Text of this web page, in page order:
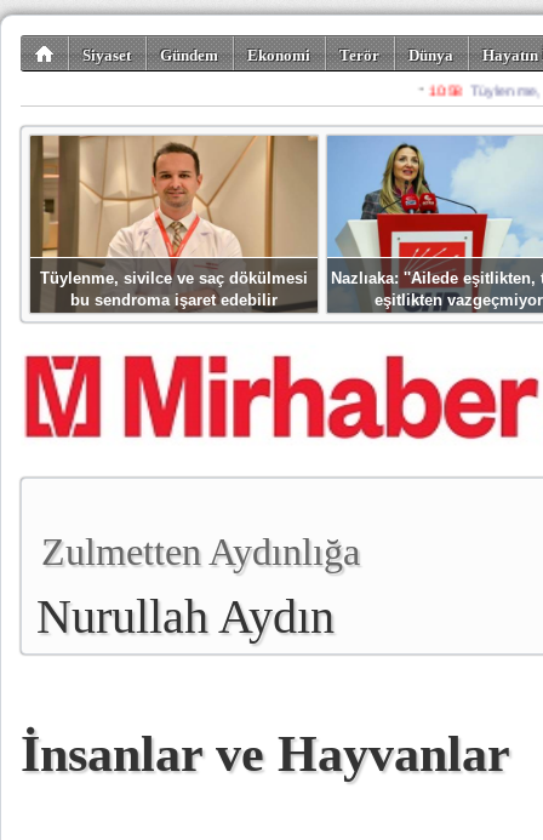
Siyaset Gündem Ekonomi Terör Dünya
Spor Misafir
Tüylenme, sivilce ve saç dökülmesi
bu sendroma işaret edebilir
Nazlıaka: ''Ailede eşitlikten,
eşitlikten
Zulmetten Aydınlığa
Nurullah Aydın
İnsanlar ve Hayvanlar